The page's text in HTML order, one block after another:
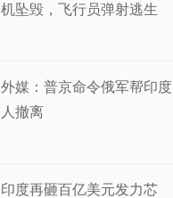
机坠毁，飞行员弹射逃生
外媒：普京命令俄军帮印度
人撤离
印度再砸百亿美元发力芯